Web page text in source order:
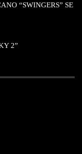
“SWINGERS” SE
2”